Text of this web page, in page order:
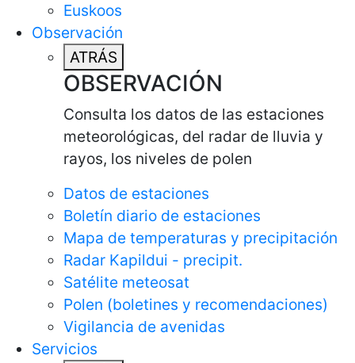
Euskoos
Observación
ATRÁS
OBSERVACIÓN
Consulta los datos de las estaciones
meteorológicas, del radar de lluvia y
rayos, los niveles de polen
Datos de estaciones
Boletín diario de estaciones
Mapa de temperaturas y precipitación
Radar Kapildui - precipit.
Satélite meteosat
Polen (boletines y recomendaciones)
Vigilancia de avenidas
Servicios